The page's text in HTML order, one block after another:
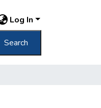
Log In
Search